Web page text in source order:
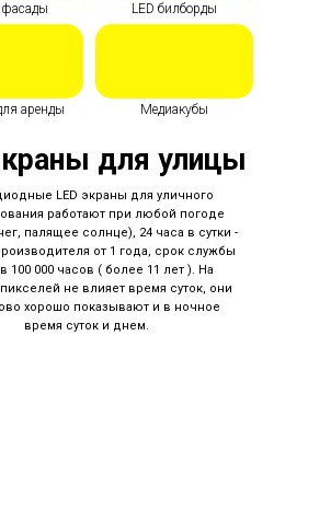
аренды
LED билборды
Медиакубы
для улицы
LED экраны для уличного
работают при любой погоде
палящее солнце), 24 часа в сутки -
от 1 года, срок службы
100 000 часов ( более 11 лет ). На
не влияет время суток, они
хорошо показывают и в ночное
время суток и днем.